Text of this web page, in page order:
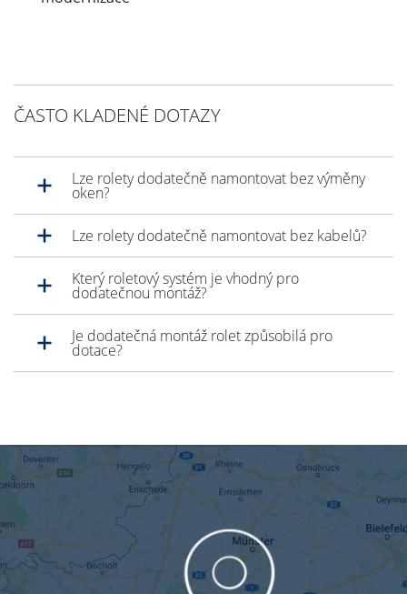
ČASTO KLADENÉ DOTAZY
Lze rolety dodatečně namontovat bez výměny
oken?
Lze rolety dodatečně namontovat bez kabelů?
Který roletový systém je vhodný pro
dodatečnou montáž?
Je dodatečná montáž rolet způsobilá pro
dotace?